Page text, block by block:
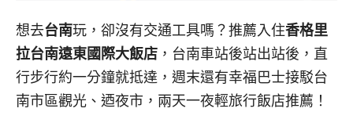
想去台南玩，卻沒有交通工具嗎？推薦入住香格里
拉台南遠東國際大飯店 ，台南車站後站出站後，直
行步行約一分鐘就抵達，週末還有幸福巴士接駁台
南市區觀光、 迺夜市，兩天一夜輕旅行飯店推薦！